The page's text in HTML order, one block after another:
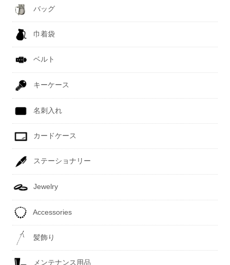
バッグ
巾着袋
ベルト
キーケース
名刺入れ
カードケース
ステーショナリー
Jewelry
Accessories
髪飾り
メンテナンス用品